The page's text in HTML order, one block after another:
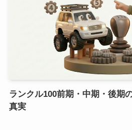
ランクル100前期・中期・後期
真実